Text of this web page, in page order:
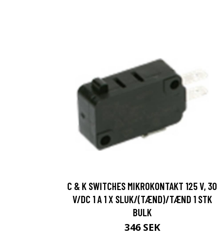
C & K SWITCHES MIKROKONTAKT 125 V, 30
V/DC 1 A 1 X SLUK/(TÆND)/TÆND 1 STK
BULK
346 SEK